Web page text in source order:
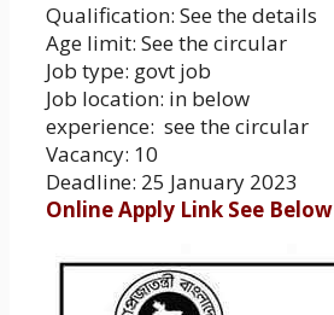
Qualification: See the details
Age limit: See the circular
Job type: govt job
Job location: in below
experience: ‍see the circular
Vacancy: 10
Deadline: 25 January 2023
Online Apply Link See Below